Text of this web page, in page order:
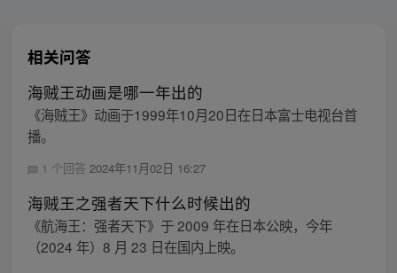
相关问答
海贼王动画是哪一年出的
《海贼王》动画于1999年10月20日在日本富士电视台首
播。
1 个回答 2024年11月02日 16:27
海贼王之强者天下什么时候出的
《航海王：强者天下》于 2009 年在日本公映，今年
（2024 年）8 月 23 日在国内上映。